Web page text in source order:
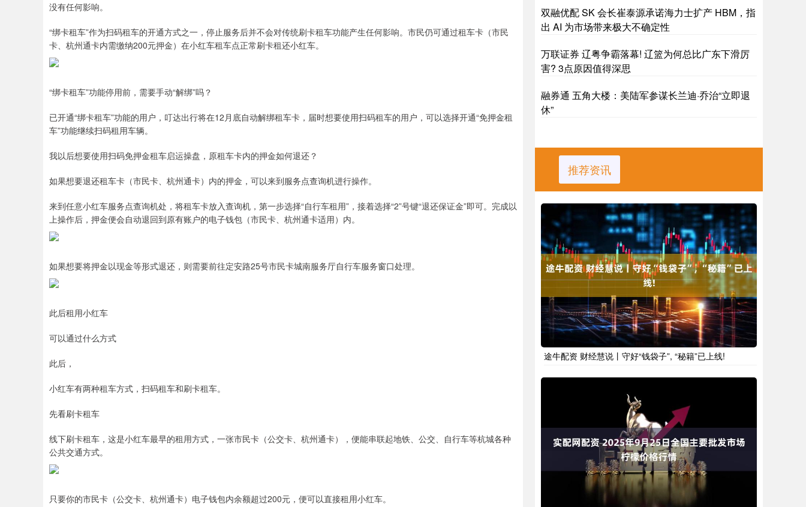
没有任何影响。
“绑卡租车”作为扫码租车的开通方式之一，停止服务后并不会对传统刷卡租车功能产生任何影响。市民仍可通过租车卡（市民
卡、杭州通卡内需缴纳200元押金）在小红车租车点正常刷卡租还小红车。
“绑卡租车”功能停用前，需要手动“解绑”吗？
已开通“绑卡租车”功能的用户，叮达出行将在12月底自动解绑租车卡，届时想要使用扫码租车的用户，可以选择开通“免押金租
车”功能继续扫码租用车辆。
我以后想要使用扫码免押金租车启运操盘，原租车卡内的押金如何退还？
如果想要退还租车卡（市民卡、杭州通卡）内的押金，可以来到服务点查询机进行操作。
来到任意小红车服务点查询机处，将租车卡放入查询机，第一步选择“自行车租用”，接着选择“2”号键“退还保证金”即可。完成以
上操作后，押金便会自动退回到原有账户的电子钱包（市民卡、杭州通卡适用）内。
如果想要将押金以现金等形式退还，则需要前往定安路25号市民卡城南服务厅自行车服务窗口处理。
此后租用小红车
可以通过什么方式
此后，
小红车有两种租车方式，扫码租车和刷卡租车。
先看刷卡租车
线下刷卡租车，这是小红车最早的租用方式，一张市民卡（公交卡、杭州通卡），便能串联起地铁、公交、自行车等杭城各种
公共交通方式。
只要你的市民卡（公交卡、杭州通卡）电子钱包内余额超过200元，便可以直接租用小红车。
双融优配 SK 会长崔泰源承诺海力士扩产 HBM，指
出 AI 为市场带来极大不确定性
万联证券 辽粤争霸落幕! 辽篮为何总比广东下滑厉
害? 3点原因值得深思
融券通 五角大楼：美陆军参谋长兰迪·乔治“立即退
休”
推荐资讯
途牛配资 财经慧说丨守好“钱袋子”, “秘籍”已上线!